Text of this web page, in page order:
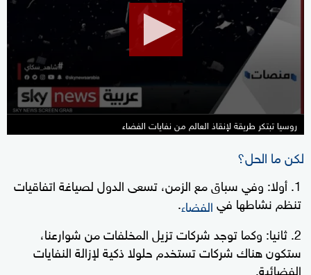
10
15
seconds
روسيا تبتكر طريقة لإنقاذ العالم من نفايات الفضاء
لكن ما الحل؟
أولا: وفي سباق مع الزمن، تسعى الدول لصياغة اتفاقيات
تنظم نشاطها فيالفضاء.
ثانيا: وكما توجد شركات تزيل المخلفات من شوارعنا،
ستكون هناك شركات تستخدم حلولا ذكية لإزالة النفايات
الفضائية.